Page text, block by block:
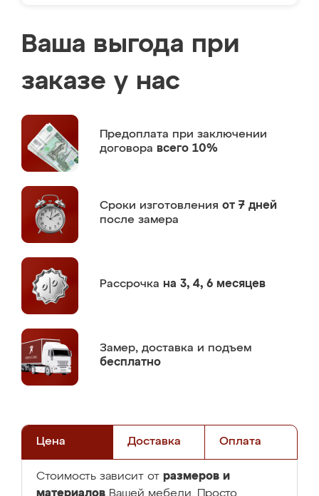
Ваша выгода при
заказе у нас
Предоплата при заключении
договора всего 10%
Сроки изготовления от 7 дней
после замера
Рассрочка на 3, 4, 6 месяцев
Замер, доставка и подъем
бесплатно
Цена Доставка Оплата
Стоимость зависит от размеров и
материалов